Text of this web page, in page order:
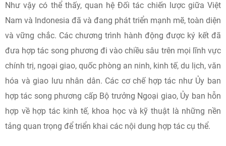
Như vậy có thể thấy, quan hệ Đối tác chiến lược giữa Việt
Nam và Indonesia đã và đang phát triển mạnh mẽ, toàn diện
và vững chắc. Các chương trình hành động được ký kết đã
đưa hợp tác song phương đi vào chiều sâu trên mọi lĩnh vực
chính trị, ngoại giao, quốc phòng an ninh, kinh tế, du lịch, văn
hóa và giao lưu nhân dân. Các cơ chế hợp tác như Ủy ban
hợp tác song phương cấp Bộ trưởng Ngoại giao, Ủy ban hỗn
hợp về hợp tác kinh tế, khoa học và kỹ thuật là những nền
tảng quan trọng để triển khai các nội dung hợp tác cụ thể.